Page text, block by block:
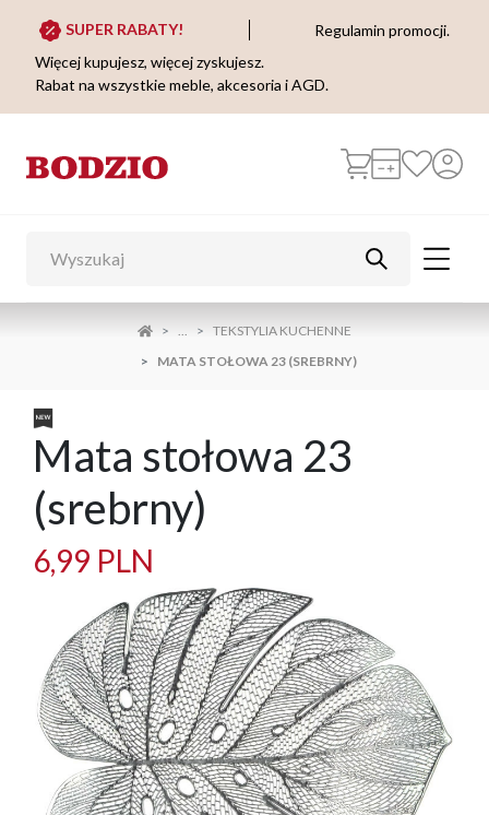
SUPER RABATY!
Regulamin promocji.
Więcej kupujesz, więcej zyskujesz.
Rabat na wszystkie meble, akcesoria i AGD.
...
TEKSTYLIA KUCHENNE
MATA STOŁOWA 23 (SREBRNY)
Mata stołowa 23
(srebrny)
6,99 PLN